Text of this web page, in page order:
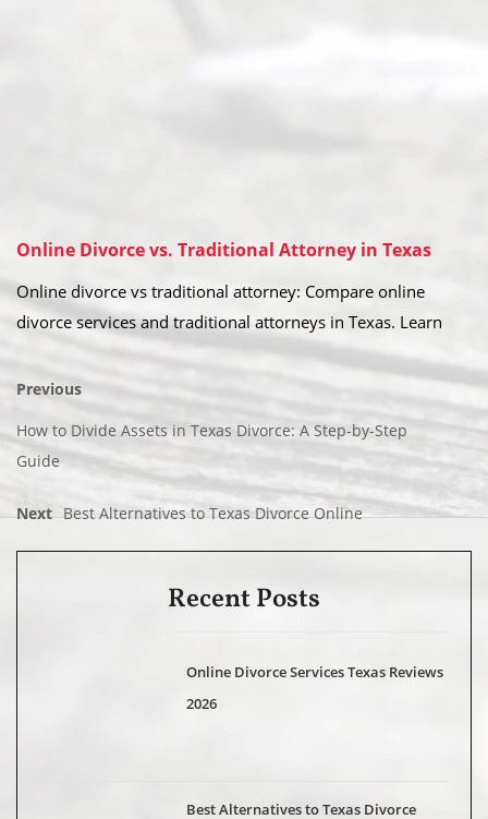
Online Divorce vs. Traditional Attorney in Texas
Online divorce vs traditional attorney: Compare online
divorce services and traditional attorneys in Texas. Learn
Previous
How to Divide Assets in Texas Divorce: A Step-by-Step
Guide
Next Best Alternatives to Texas Divorce Online
Recent Posts
Online Divorce Services Texas Reviews
2026
Best Alternatives to Texas Divorce